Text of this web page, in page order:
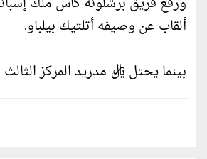
ألقاب عن وصيفه أتلتيك بيلباو.
بينما يحتل ريال مدريد المركز الثالث برصيد 20 لقبا، يليه جاره أتلتيكو